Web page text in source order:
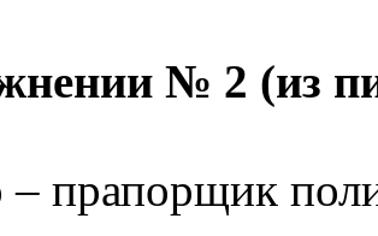
№ 2 (из
– прапорщик